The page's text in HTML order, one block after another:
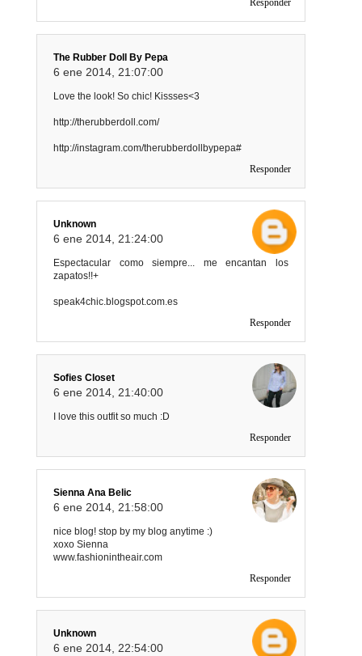
Responder
The Rubber Doll By Pepa
6 ene 2014, 21:07:00
Love the look! So chic! Kissses<3
http://therubberdoll.com/
http://instagram.com/therubberdollbypepa#
Responder
Unknown
6 ene 2014, 21:24:00
Espectacular como siempre... me encantan los
zapatos!!+
speak4chic.blogspot.com.es
Responder
Sofies Closet
6 ene 2014, 21:40:00
I love this outfit so much :D
Responder
Sienna Ana Belic
6 ene 2014, 21:58:00
nice blog! stop by my blog anytime :)
xoxo Sienna
www.fashionintheair.com
Responder
Unknown
6 ene 2014, 22:54:00